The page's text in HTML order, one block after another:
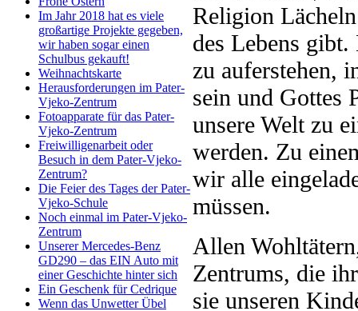
Im Jahr 2018 hat es viele
großartige Projekte gegeben,
wir haben sogar einen
Schulbus gekauft!
Weihnachtskarte
Herausforderungen im Pater-
Vjeko-Zentrum
Fotoapparate für das Pater-
Vjeko-Zentrum
Freiwilligenarbeit oder
Besuch in dem Pater-Vjeko-
Zentrum?
Die Feier des Tages der Pater-
Vjeko-Schule
Noch einmal im Pater-Vjeko-
Zentrum
Unserer Mercedes-Benz
GD290 – das EIN Auto mit
einer Geschichte hinter sich
Ein Geschenk für Cedrique
Wenn das Unwetter Übel
Religion
des Lebens gibt.
zu auferstehen,
sein und Gottes
unsere Welt zu
werden. Zu
wir alle
müssen.
Allen
Zentrums, die
sie unseren